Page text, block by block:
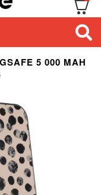
5 000 MAH